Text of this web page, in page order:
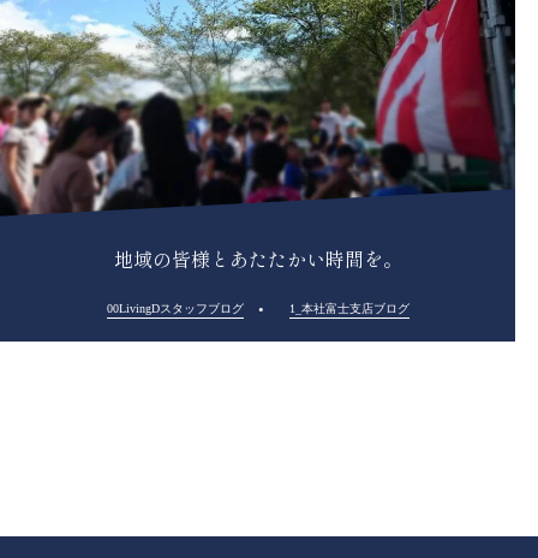
地域の皆様とあたたかい時間を。
00LivingDスタッフブログ 1_本社富士支店ブログ